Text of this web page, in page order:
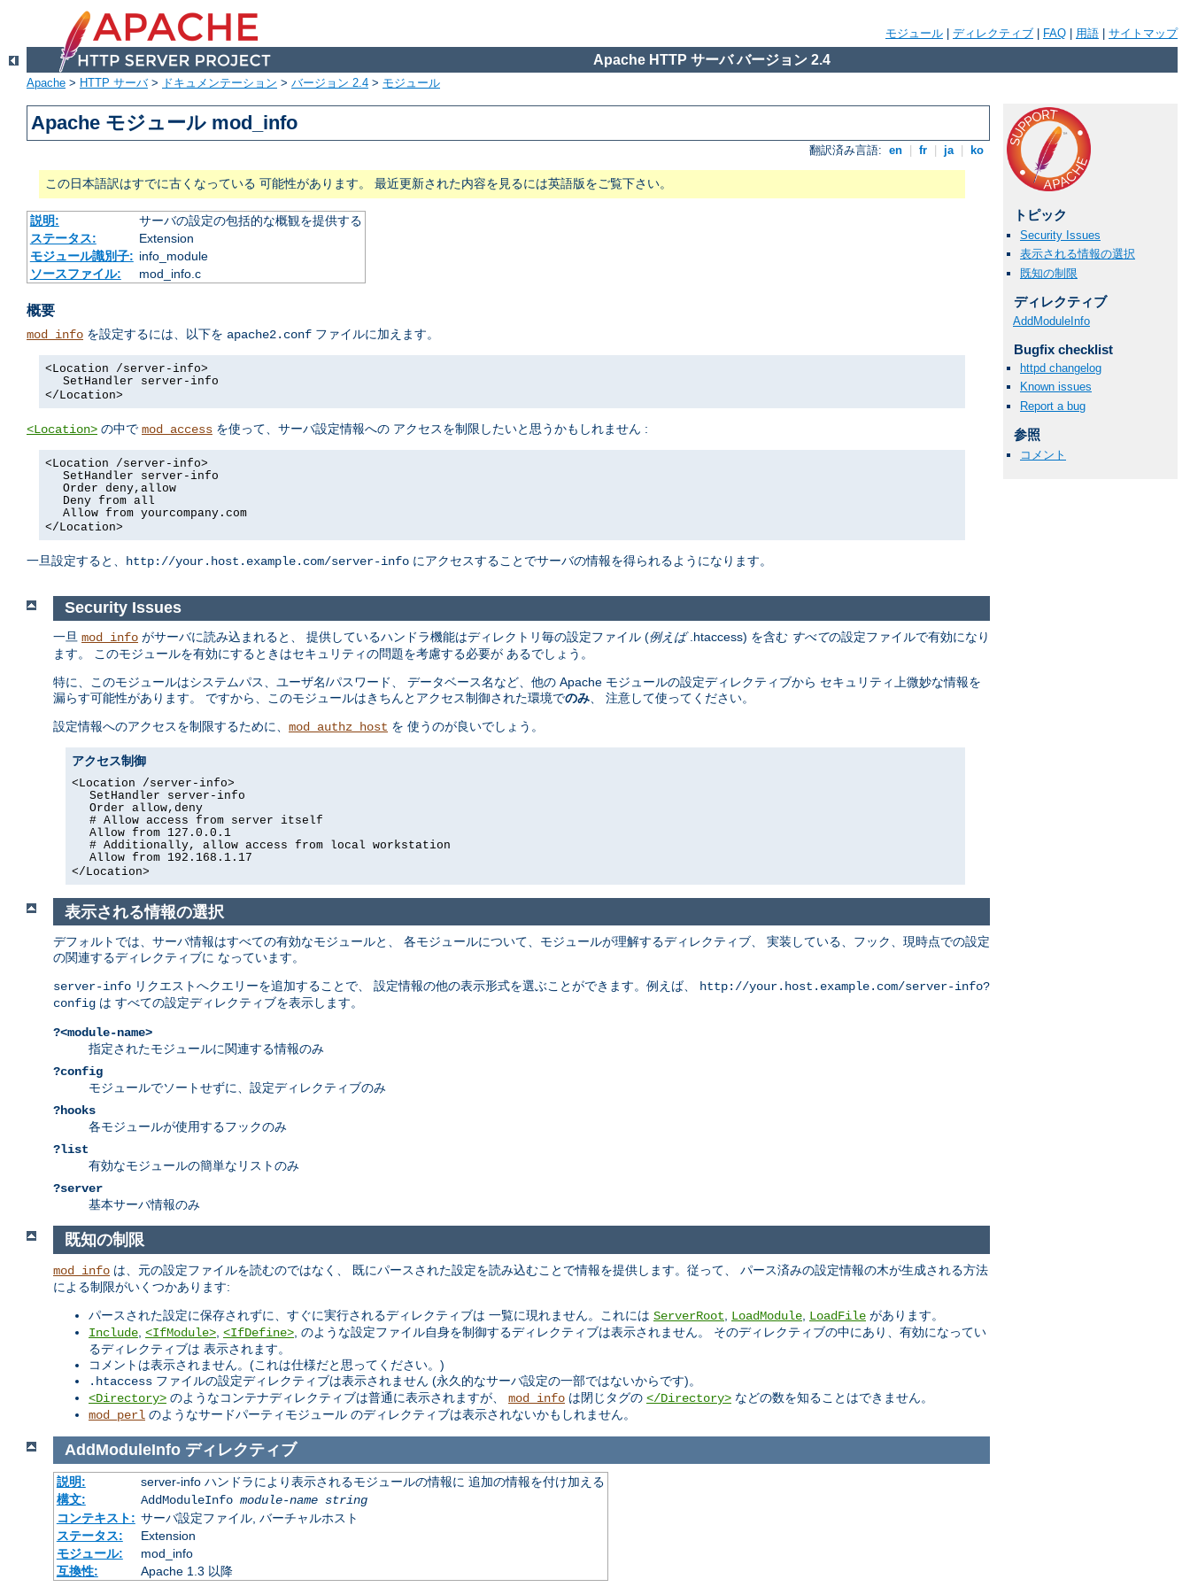
モジュール ディレクティブ FAQ 用語 サイトマップ
Apache HTTP サーバ バージョン 2.4
Apache > HTTP サーバ> ドキュメンテーション > バージョン 2.4 > モジュール
Apache モジュール mod_info
翻訳済み言語: en fr ja ko
この日本語訳はすでに古くなっている 可能性があります。 最近更新された内容を見るには英語版をご覧下さい。
説明:
サーバの設定の包括的な概観を提供する
ステータス:
Extension
モジュール識別子: info_module
ソースファイル:
mod_info.c
概要
mod_info を設定するには、以下を apache2.conf ファイルに加えます。
<Location /server-info>
SetHandler server-info
</Location>
<Location> の中で mod_access を使って、サーバ設定情報への アクセスを制限したいと思うかもしれません :
<Location /server-info>
SetHandler server-info
Order deny,allow
Deny from all
Allow from yourcompany.com
</Location>
一旦設定すると、 http://your.host.example.com/server-info にアクセスすることでサーバの情報を得られるようになります。
トピック
Security Issues
表示される情報の選択
既知の制限
ディレクティブ
AddModuleInfo
Bugfix checklist
httpd changelog
Known issues
Report a bug
参照
コメント
Security Issues
一旦 mod_info がサーバに読み込まれると、 提供しているハンドラ機能はディレクトリ毎の設定ファイル (例えば.htaccess) を含む すべての設定ファイルで有効になり
ます。 このモジュールを有効にするときはセキュリティの問題を考慮する必要が あるでしょう。
特に、このモジュールはシステムパス、ユーザ名/パスワード、 データベース名など、他の Apache モジュールの設定ディレクティブから セキュリティ上微妙な情報を
漏らす可能性があります。 ですから、このモジュールはきちんとアクセス制御された環境でのみ 、 注意して使ってください。
設定情報へのアクセスを制限するために、 mod_authz_host を 使うのが良いでしょう。
アクセス制御
<Location /server-info>
SetHandler server-info
Order allow,deny
# Allow access from server itself
Allow from 127.0.0.1
# Additionally, allow access from local workstation
Allow from 192.168.1.17
</Location>
表示される情報の選択
デフォルトでは、サーバ情報はすべての有効なモジュールと、 各モジュールについて、モジュールが理解するディレクティブ、 実装している、フック、現時点での設定
の関連するディレクティブに なっています。
server-info リクエストへクエリーを追加することで、 設定情報の他の表示形式を選ぶことができます。例えば、 http://your.host.example.com/server-info?
config は すべての設定ディレクティブを表示します。
?<module-name>
指定されたモジュールに関連する情報のみ
?config
モジュールでソートせずに、設定ディレクティブのみ
?hooks
各モジュールが使用するフックのみ
?list
有効なモジュールの簡単なリストのみ
?server
基本サーバ情報のみ
既知の制限
mod_info は、元の設定ファイルを読むのではなく、 既にパースされた設定を読み込むことで情報を提供します。従って、 パース済みの設定情報の木が生成される方法
による制限がいくつかあります:
パースされた設定に保存されずに、すぐに実行されるディレクティブは 一覧に現れません。これには ServerRoot LoadModule LoadFile があります。
Include <IfModule> <IfDefine> , のような設定ファイル自身を制御するディレクティブは表示されません。 そのディレクティブの中にあり、有効になってい
るディレクティブは 表示されます。
コメントは表示されません。(これは仕様だと思ってください。)
.htaccess ファイルの設定ディレクティブは表示されません (永久的なサーバ設定の一部ではないからです)。
<Directory> のようなコンテナディレクティブは普通に表示されますが、 mod_info は閉じタグの </Directory> などの数を知ることはできません。
mod_perl のようなサードパーティモジュール のディレクティブは表示されないかもしれません。
AddModuleInfo ディレクティブ
説明:
server-info ハンドラにより表示されるモジュールの情報に 追加の情報を付け加える
構文:
AddModuleInfo module-name string
コンテキスト: サーバ設定ファイル, バーチャルホスト
ステータス:
Extension
モジュール:
mod_info
互換性:
Apache 1.3 以降